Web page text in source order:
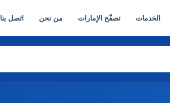
الخدمات تصفّح الإمارات من نحن اتصل بنا